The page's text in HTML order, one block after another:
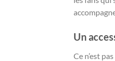
Un
Ce n’est